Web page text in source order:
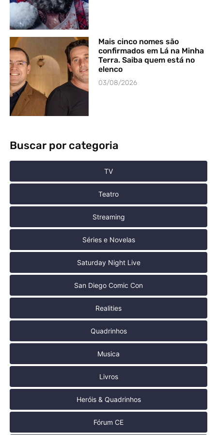
Mais cinco nomes são
confirmados em Lá na Minha
Terra. Saiba quem está no
elenco
03/08/2026
Buscar por categoria
TV
Teatro
Streaming
Séries e Novelas
Saturday Night Live
San Diego Comic Con
Realities
Quadrinhos
Musica
Livros
Heróis & Quadrinhos
Fórum CE